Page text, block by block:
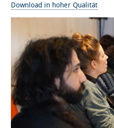
Download in hoher Qualität